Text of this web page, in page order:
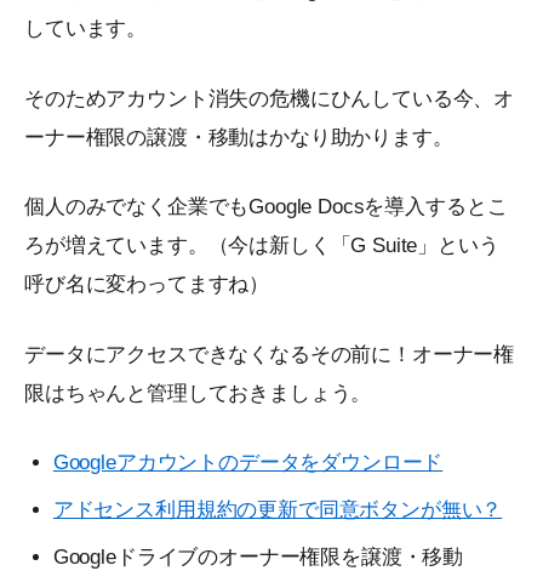
しています。
そのためアカウント消失の危機にひんしている今、オ
ーナー権限の譲渡・移動はかなり助かります。
個人のみでなく企業でもGoogle Docsを導入するとこ
ろが増えています。（今は新しく「G Suite」という
呼び名に変わってますね）
データにアクセスできなくなるその前に！オーナー権
限はちゃんと管理しておきましょう。
Googleアカウントのデータをダウンロード
アドセンス利用規約の更新で同意ボタンが無い？
Googleドライブのオーナー権限を譲渡・移動